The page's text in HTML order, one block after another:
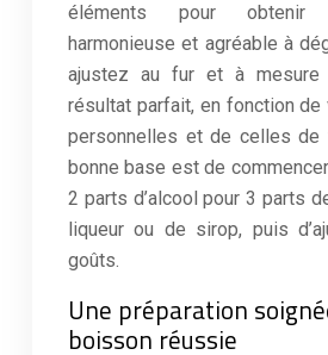
éléments pour obtenir
harmonieuse et agréable à
ajustez au fur et à mesure
résultat parfait, en fonction
personnelles et de celles de
bonne base est de
2 parts d’alcool pour 3 parts
liqueur ou de sirop, puis
goûts.
Une préparation
boisson réussie